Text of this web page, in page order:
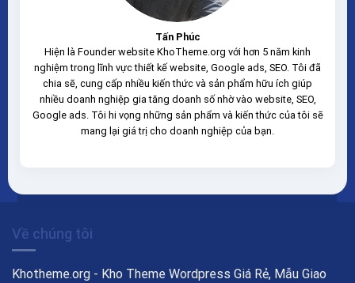
Tấn Phúc
Hiện là Founder website KhoTheme.org với hơn 5 năm kinh
nghiệm trong lĩnh vực thiết kế website, Google ads, SEO. Tôi đã
chia sẽ, cung cấp nhiều kiến thức và sản phẩm hữu ích giúp
nhiều doanh nghiệp gia tăng doanh số nhờ vào website, SEO,
Google ads. Tôi hi vọng những sản phẩm và kiến thức của tôi sẽ
mang lại giá trị cho doanh nghiệp của bạn.
Về chúng tôi
Khotheme.org - Kho Theme Wordpress Giá Rẻ, Mẫu Giao